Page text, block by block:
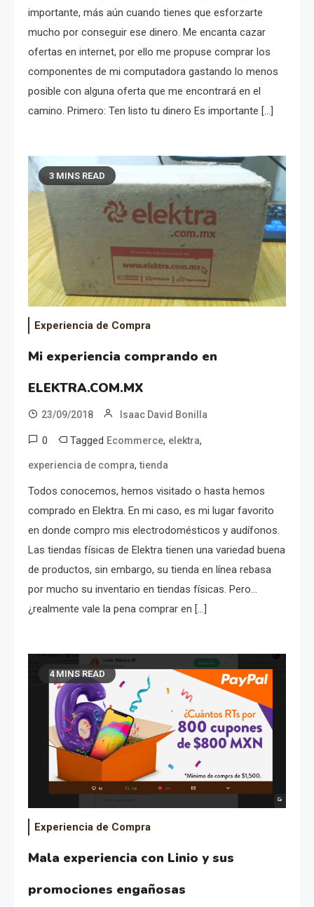
importante, más aún cuando tienes que esforzarte
mucho por conseguir ese dinero. Me encanta cazar
ofertas en internet, por ello me propuse comprar los
componentes de mi computadora gastando lo menos
posible con alguna oferta que me encontrará en el
camino. Primero: Ten listo tu dinero Es importante […]
3 MINS READ
Experiencia de Compra
Mi experiencia comprando en
ELEKTRA.COM.MX
23/09/2018 Isaac David Bonilla
0 Tagged Ecommerce, elektra,
experiencia de compra,tienda
Todos conocemos, hemos visitado o hasta hemos
comprado en Elektra. En mi caso, es mi lugar favorito
en donde compro mis electrodomésticos y audífonos.
Las tiendas físicas de Elektra tienen una variedad buena
de productos, sin embargo, su tienda en línea rebasa
por mucho su inventario en tiendas físicas. Pero…
¿realmente vale la pena comprar en […]
4 MINS READ
Experiencia de Compra
Mala experiencia con Linio y sus
promociones engañosas